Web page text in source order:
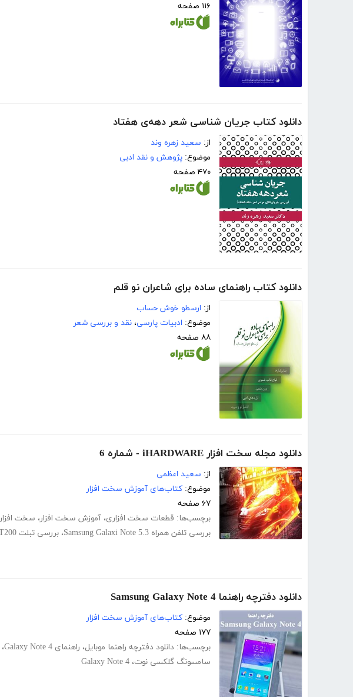
۱۱۶ صفحه
دانلود کتاب جریان شناسی شعر دهه‌ی هفتاد
از: سعید زهره وند
موضوع: پژوهش و نقد ادبی
۴۷۰ صفحه
دانلود کتاب راهنمای ساده برای شاعران نو قلم
از: ارسطو خوش حساب
موضوع: ادبیات پارسی، نقد و بررسی شعر
۸۸ صفحه
دانلود مجله سخت افزار iHARDWARE - شماره 6
از: سعید اعظمی
موضوع: کتاب‌های آموزش سخت افزار
۶۷ صفحه
برچسب‌ها: قطعات سخت افزاری، آموزش سخت افزار، سخت افزار
بررسی تلفن همراه Samsung Galaxi Note 5.3
، بررسی تبلت Tooshiba AT200
دانلود دفترچه راهنما Samsung Galaxy Note 4
موضوع: کتاب‌های آموزش سخت افزار
۱۷۷ صفحه
برچسب‌ها: دانلود دفترچه راهنما موبایل، راهنمای Galaxy Note 4 ،
سامسونگ گلکسی نوت، Galaxy Note 4